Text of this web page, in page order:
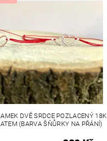
DVĚ SRDCE POZLACENÝ 18K
(BARVA ŠŇŮRKY NA PŘÁNÍ)